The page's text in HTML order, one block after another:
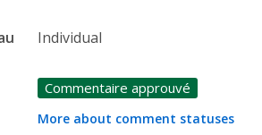
Individual
Commentaire approuvé
More about comment statuses